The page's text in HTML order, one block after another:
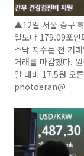
▲12일 서울 중구
일보다 179.09포
스닥 지수는 전 거
거래를 마감했다.
일 대비 17.5원 오
photoeran@